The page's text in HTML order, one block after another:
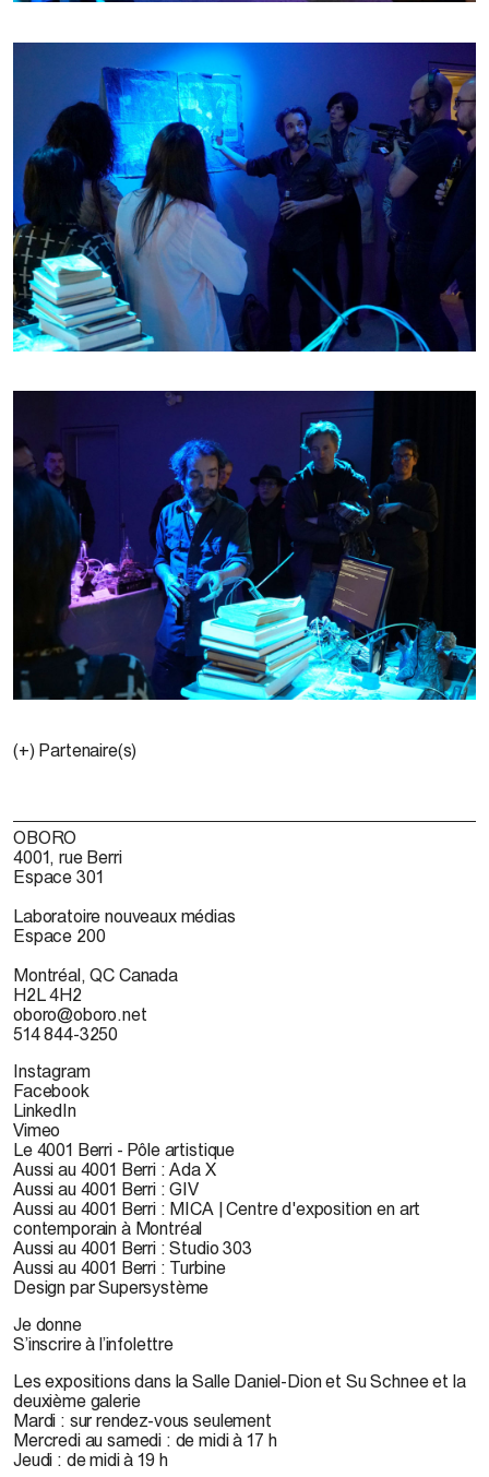
(+) Partenaire(s)
OBORO
4001, rue Berri
Espace 301
Laboratoire nouveaux médias
Espace 200
Montréal, QC Canada
H2L 4H2
oboro@oboro.net
514 844-3250
Instagram
Facebook
LinkedIn
Vimeo
Le 4001 Berri - Pôle artistique
Aussi au 4001 Berri : Ada X
Aussi au 4001 Berri : GIV
Aussi au 4001 Berri : MICA | Centre d'exposition en art
contemporain à Montréal
Aussi au 4001 Berri : Studio 303
Aussi au 4001 Berri : Turbine
Design par Supersystème
Je donne
S’inscrire à l’infolettre
Les expositions dans la Salle Daniel-Dion et Su Schnee et la
deuxième galerie
Mardi : sur rendez-vous seulement
Mercredi au samedi : de midi à 17 h
Jeudi : de midi à 19 h